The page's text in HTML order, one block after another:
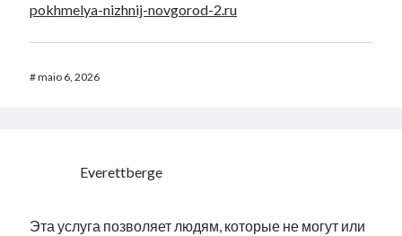
pokhmelya-nizhnij-novgorod-2.ru
#maio 6, 2026
Everettberge
Эта услуга позволяет людям, которые не могут или